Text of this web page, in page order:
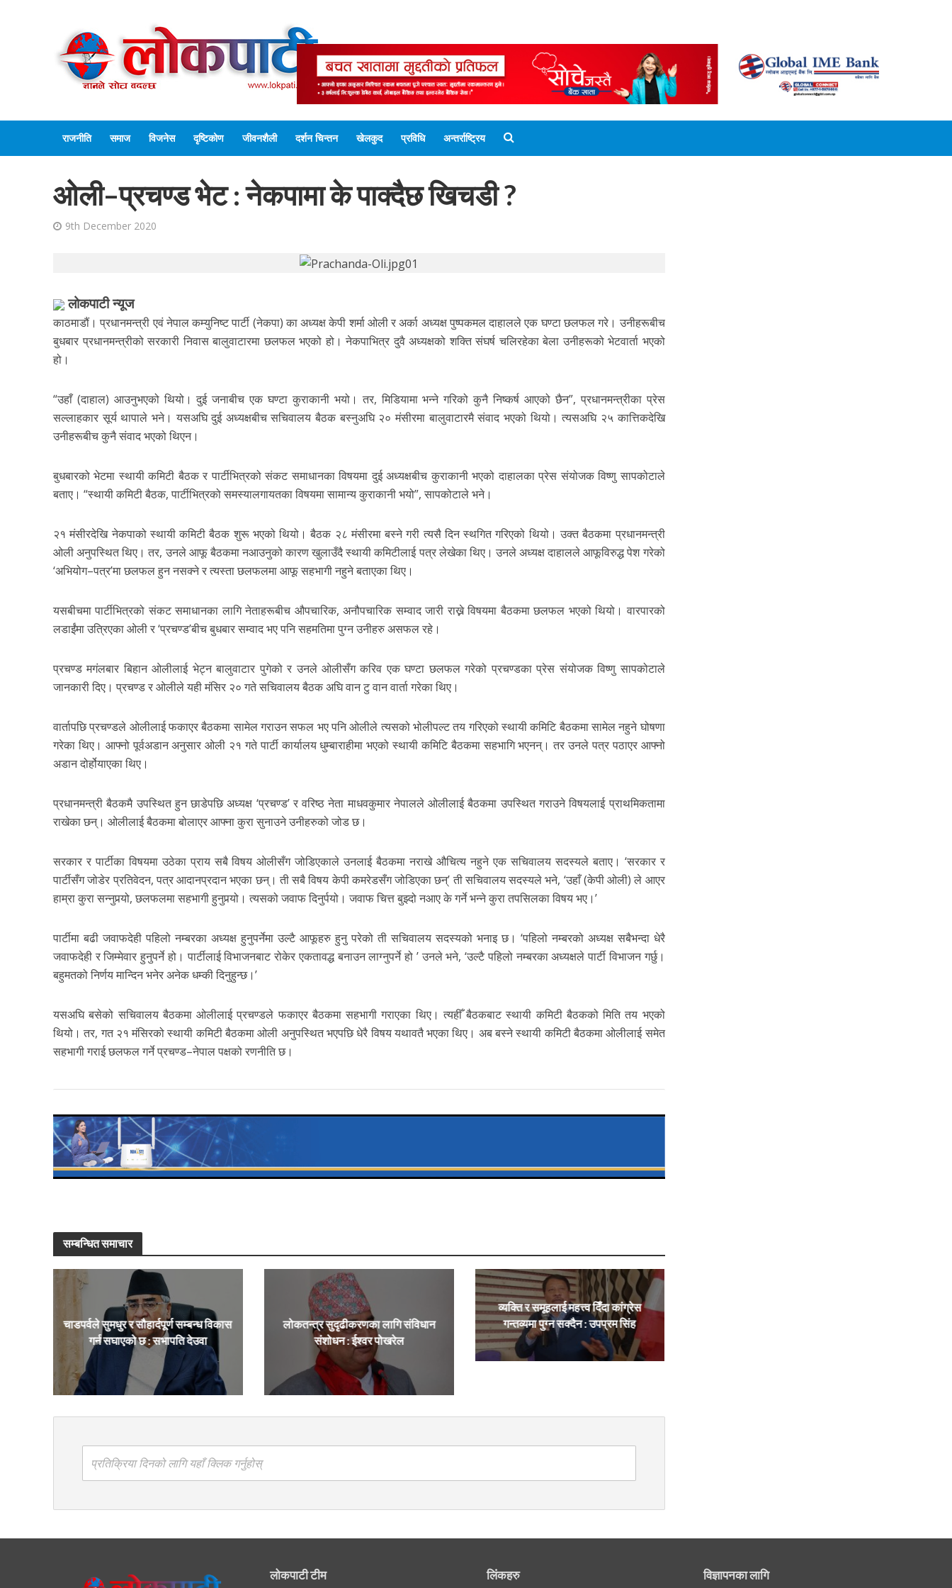
राजनीति समाज विजनेस दृष्टिकोण जीवनशैली दर्शन चिन्तन खेलकुद प्रविधि अन्तर्राष्ट्रिय
ओली–प्रचण्ड भेट : नेकपामा के पाक्दैछ खिचडी ?
9th December 2020
लोकपाटी न्यूज
काठमाडौं। प्रधानमन्त्री एवं नेपाल कम्युनिष्ट पार्टी (नेकपा) का अध्यक्ष केपी शर्मा ओली र अर्का अध्यक्ष पुष्पकमल दाहालले एक घण्टा छलफल गरे। उनीहरूबीच
बुधबार प्रधानमन्त्रीको सरकारी निवास बालुवाटारमा छलफल भएको हो। नेकपाभित्र दुवै अध्यक्षको शक्ति संघर्ष चलिरहेका बेला उनीहरूको भेटवार्ता भएको
हो।
“उहाँ (दाहाल) आउनुभएको थियो। दुई जनाबीच एक घण्टा कुराकानी भयो। तर, मिडियामा भन्ने गरिको कुनै निष्कर्ष आएको छैन”, प्रधानमन्त्रीका प्रेस
सल्लाहकार सूर्य थापाले भने। यसअघि दुई अध्यक्षबीच सचिवालय बैठक बस्नुअघि २० मंसीरमा बालुवाटारमै संवाद भएको थियो। त्यसअघि २५ कात्तिकदेखि
उनीहरूबीच कुनै संवाद भएको थिएन।
बुधबारको भेटमा स्थायी कमिटी बैठक र पार्टीभित्रको संकट समाधानका विषयमा दुई अध्यक्षबीच कुराकानी भएको दाहालका प्रेस संयोजक विष्णु सापकोटाले
बताए। “स्थायी कमिटी बैठक, पार्टीभित्रको समस्यालगायतका विषयमा सामान्य कुराकानी भयो”, सापकोटाले भने।
२१ मंसीरदेखि नेकपाको स्थायी कमिटी बैठक शुरू भएको थियो। बैठक २८ मंसीरमा बस्ने गरी त्यसै दिन स्थगित गरिएको थियो। उक्त बैठकमा प्रधानमन्त्री
ओली अनुपस्थित थिए। तर, उनले आफू बैठकमा नआउनुको कारण खुलाउँदै स्थायी कमिटीलाई पत्र लेखेका थिए। उनले अध्यक्ष दाहालले आफूविरुद्ध पेश गरेको
‘अभियोग–पत्र’मा छलफल हुन नसक्ने र त्यस्ता छलफलमा आफू सहभागी नहुने बताएका थिए।
यसबीचमा पार्टीभित्रको संकट समाधानका लागि नेताहरूबीच औपचारिक, अनौपचारिक सम्वाद जारी राख्ने विषयमा बैठकमा छलफल भएको थियो। वारपारको
लडाईंमा उत्रिएका ओली र ‘प्रचण्ड’बीच बुधबार सम्वाद भए पनि सहमतिमा पुग्न उनीहरु असफल रहे।
प्रचण्ड मगंलबार बिहान ओलीलाई भेट्न बालुवाटार पुगेको र उनले ओलीसँग करिव एक घण्टा छलफल गरेको प्रचण्डका प्रेस संयोजक विष्णु सापकोटाले
जानकारी दिए। प्रचण्ड र ओलीले यही मंसिर २० गते सचिवालय बैठक अघि वान टु वान वार्ता गरेका थिए।
वार्तापछि प्रचण्डले ओलीलाई फकाएर बैठकमा सामेल गराउन सफल भए पनि ओलीले त्यसको भोलीपल्ट तय गरिएको स्थायी कमिटि बैठकमा सामेल नहुने घोषणा
गरेका थिए। आफ्नो पूर्वअडान अनुसार ओली २१ गते पार्टी कार्यालय धुम्बाराहीमा भएको स्थायी कमिटि बैठकमा सहभागि भएनन्। तर उनले पत्र पठाएर आफ्नो
अडान दोर्होयाएका थिए।
प्रधानमन्त्री बैठकमै उपस्थित हुन छाडेपछि अध्यक्ष ‘प्रचण्ड’ र वरिष्ठ नेता माधवकुमार नेपालले ओलीलाई बैठकमा उपस्थित गराउने विषयलाई प्राथमिकतामा
राखेका छन्। ओलीलाई बैठकमा बोलाएर आफ्ना कुरा सुनाउने उनीहरुको जोड छ।
सरकार र पार्टीका विषयमा उठेका प्राय सबै विषय ओलीसँग जोडिएकाले उनलाई बैठकमा नराखे औचित्य नहुने एक सचिवालय सदस्यले बताए। ‘सरकार र
पार्टीसँग जोडेर प्रतिवेदन, पत्र आदानप्रदान भएका छन्। ती सबै विषय केपी कमरेडसँग जोडिएका छन्’ ती सचिवालय सदस्यले भने, ‘उहाँ (केपी ओली) ले आएर
हाम्रा कुरा सन्नुपर्‍यो, छलफलमा सहभागी हुनुपर्‍यो। त्यसको जवाफ दिनुर्पयो। जवाफ चित्त बुझ्दो नआए के गर्ने भन्ने कुरा तपसिलका विषय भए।’
पार्टीमा बढी जवाफदेही पहिलो नम्बरका अध्यक्ष हुनुपर्नेमा उल्टै आफूहरु हुनु परेको ती सचिवालय सदस्यको भनाइ छ। ‘पहिलो नम्बरको अध्यक्ष सबैभन्दा धेरै
जवाफदेही र जिम्मेवार हुनुपर्ने हो। पार्टीलाई विभाजनबाट रोकेर एकतावद्ध बनाउन लाग्नुपर्ने हो ’ उनले भने, ‘उल्टै पहिलो नम्बरका अध्यक्षले पार्टी विभाजन गर्छु।
बहुमतको निर्णय मान्दिन भनेर अनेक धम्की दिनुहुन्छ।’
यसअघि बसेको सचिवालय बैठकमा ओलीलाई प्रचण्डले फकाएर बैठकमा सहभागी गराएका थिए। त्यहीँ बैठकबाट स्थायी कमिटी बैठकको मिति तय भएको
थियो। तर, गत २१ मंसिरको स्थायी कमिटी बैठकमा ओली अनुपस्थित भएपछि धेरै विषय यथावतै भएका थिए। अब बस्ने स्थायी कमिटी बैठकमा ओलीलाई समेत
सहभागी गराई छलफल गर्ने प्रचण्ड–नेपाल पक्षको रणनीति छ।
सम्बन्धित समाचार
चाडपर्वले सुमधुर र सौहार्दपूर्ण सम्बन्ध विकास
गर्न सघाएको छ : सभापति देउवा
लोकतन्त्र सुदृढीकरणका लागि संविधान
संशोधन : ईश्वर पोखरेल
व्यक्ति र समूहलाई महत्त्व दिँदा कांग्रेस
गन्तव्यमा पुग्न सक्दैन : उपप्रम सिंह
प्रतिक्रिया दिनको लागि यहाँ क्लिक गर्नुहोस्
लोकपाटी टीम लिंकहरु विज्ञापनका लागि